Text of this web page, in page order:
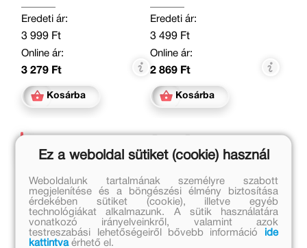
Eredeti ár:
3 999 Ft
Online ár:
3 279 Ft
Kosárba
Eredeti ár:
3 499 Ft
Online ár:
2 869 Ft
Kosárba
Kapcsolódó cikkek
Ez a weboldal sütiket (cookie) használ
Weboldalunk tartalmának személyre szabott
megjelenítése és a böngészési élmény biztosítása
érdekében sütiket (cookie), illetve egyéb
technológiákat alkalmazunk. A sütik használatára
vonatkozó irányelveinkről, valamint azok
testreszabási lehetőségeiről bővebb információ
ide
kattintvaérhető el.